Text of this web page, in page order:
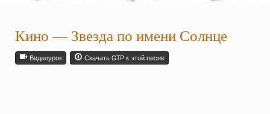
Кино —Звезда по имени Солнце
Видеоурок Скачать GTP к этой песне